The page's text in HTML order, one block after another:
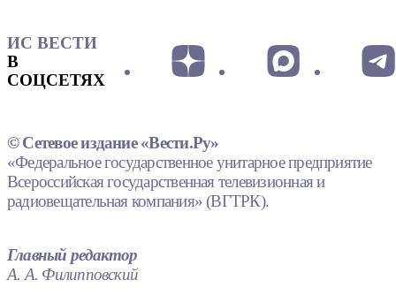
ИС ВЕСТИ
В
СОЦСЕТЯХ
© Сетевое издание «Вести.Ру»
«Федеральное государственное унитарное предприятие
Всероссийская государственная телевизионная и
радиовещательная компания» (ВГТРК).
Главный редактор
А. А. Филипповский